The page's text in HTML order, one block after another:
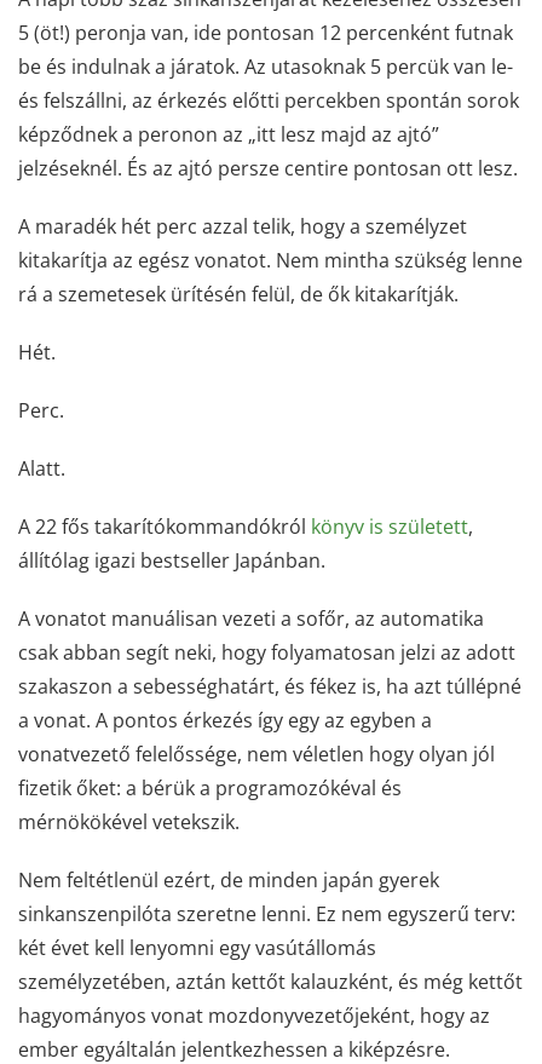
5 (öt!) peronja van, ide pontosan 12 percenként futnak
be és indulnak a járatok. Az utasoknak 5 percük van le-
és felszállni, az érkezés előtti percekben spontán sorok
képződnek a peronon az „itt lesz majd az ajtó”
jelzéseknél. És az ajtó persze centire pontosan ott lesz.
A maradék hét perc azzal telik, hogy a személyzet
kitakarítja az egész vonatot. Nem mintha szükség lenne
rá a szemetesek ürítésén felül, de ők kitakarítják.
Hét.
Perc.
Alatt.
A 22 fős takarítókommandókról könyv is született,
állítólag igazi bestseller Japánban.
A vonatot manuálisan vezeti a sofőr, az automatika
csak abban segít neki, hogy folyamatosan jelzi az adott
szakaszon a sebességhatárt, és fékez is, ha azt túllépné
a vonat. A pontos érkezés így egy az egyben a
vonatvezető felelőssége, nem véletlen hogy olyan jól
fizetik őket: a bérük a programozókéval és
mérnökökével vetekszik.
Nem feltétlenül ezért, de minden japán gyerek
sinkanszenpilóta szeretne lenni. Ez nem egyszerű terv:
két évet kell lenyomni egy vasútállomás
személyzetében, aztán kettőt kalauzként, és még kettőt
hagyományos vonat mozdonyvezetőjeként, hogy az
ember egyáltalán jelentkezhessen a kiképzésre.